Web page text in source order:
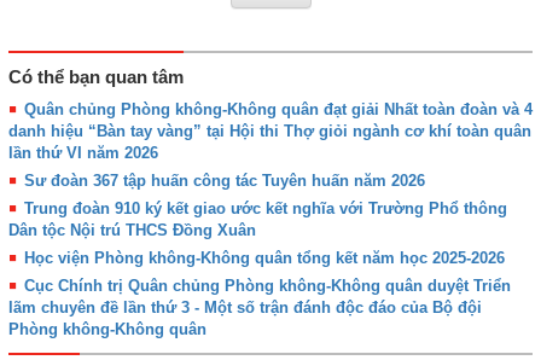
Có thể bạn quan tâm
Quân chủng Phòng không-Không quân đạt giải Nhất toàn đoàn và 4
danh hiệu “Bàn tay vàng” tại Hội thi Thợ giỏi ngành cơ khí toàn quân
lần thứ VI năm 2026
Sư đoàn 367 tập huấn công tác Tuyên huấn năm 2026
Trung đoàn 910 ký kết giao ước kết nghĩa với Trường Phổ thông
Dân tộc Nội trú THCS Đồng Xuân
Học viện Phòng không-Không quân tổng kết năm học 2025-2026
Cục Chính trị Quân chủng Phòng không-Không quân duyệt Triển
lãm chuyên đề lần thứ 3 - Một số trận đánh độc đáo của Bộ đội
Phòng không-Không quân